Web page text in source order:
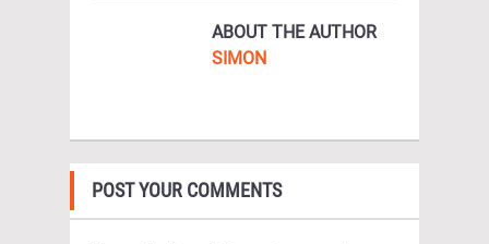
ABOUT THE AUTHOR
SIMON
POST YOUR COMMENTS